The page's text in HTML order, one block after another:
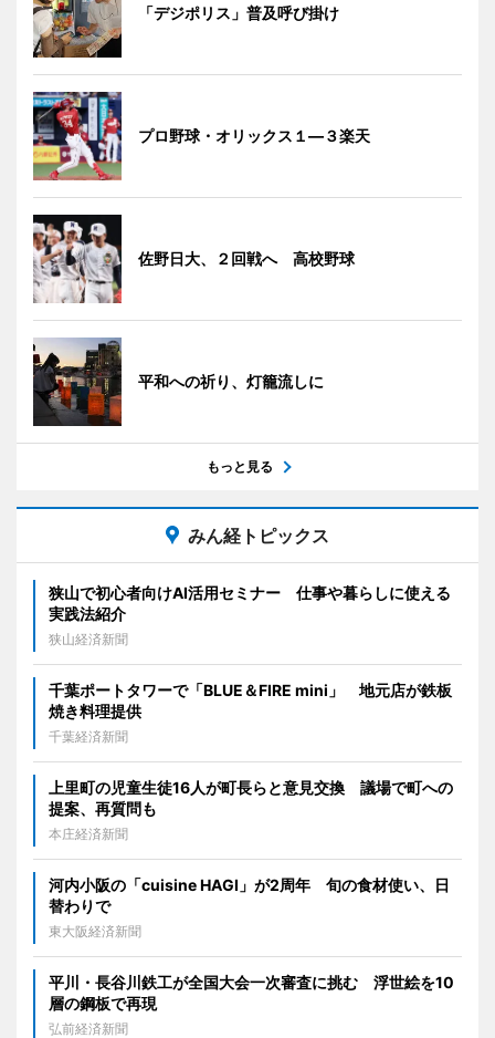
「デジポリス」普及呼び掛け
プロ野球・オリックス１―３楽天
佐野日大、２回戦へ 高校野球
平和への祈り、灯籠流しに
もっと見る
みん経トピックス
狭山で初心者向けAI活用セミナー 仕事や暮らしに使える
実践法紹介
狭山経済新聞
千葉ポートタワーで「BLUE＆FIRE mini」 地元店が鉄板
焼き料理提供
千葉経済新聞
上里町の児童生徒16人が町長らと意見交換 議場で町への
提案、再質問も
本庄経済新聞
河内小阪の「cuisine HAGI」が2周年 旬の食材使い、日
替わりで
東大阪経済新聞
平川・長谷川鉄工が全国大会一次審査に挑む 浮世絵を10
層の鋼板で再現
弘前経済新聞